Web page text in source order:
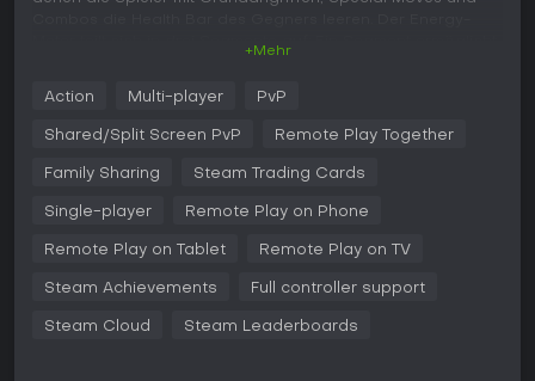
Moves nötig. Ein separater Stamina-Meter mit zwei
Segmenten verbraucht sich bei Aktionen wie Sprinten,
sorgt so für strategisches Ressourcenmanagement in jedem
Moveset und Stil verändern. Beim Beispiel Scorpion bietet
Hellfire setzt auf feuerbasierte Fähigkeiten, und Inferno ruft
dämonische Helfer herbei. Umgebungselemente kommen ins
+Mehr
Action Multi-player PvP
Shared/Split Screen PvP Remote Play Together
Family Sharing Steam Trading Cards
Single-player Remote Play on Phone
Remote Play on Tablet Remote Play on TV
Steam Achievements Full controller support
Steam Cloud Steam Leaderboards